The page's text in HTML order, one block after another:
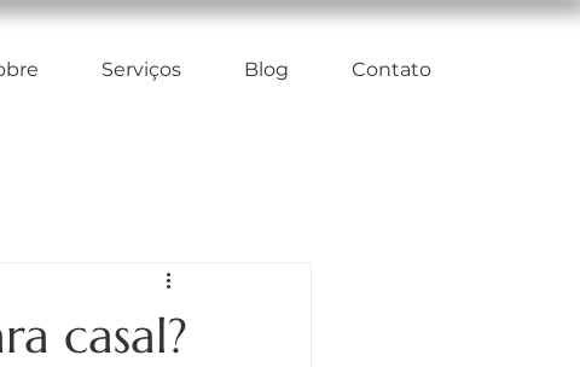
Serviços Blog Contato
casal?